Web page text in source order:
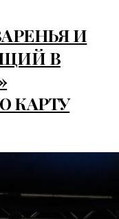
И
В
КАРТУ